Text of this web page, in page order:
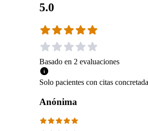
5.0
Basado en 2 evaluaciones
Solo pacientes con citas
Anónima